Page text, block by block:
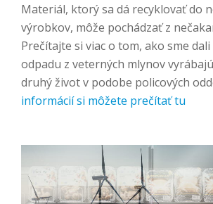
Materiál, ktorý sa dá recyklovať do
výrobkov, môže pochádzať z
Prečítajte si viac o tom, ako sme
odpadu z veterných mlynov
druhý život v podobe policových
informácií si môžete prečítať tu